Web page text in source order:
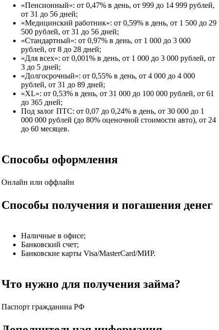
«Пенсионный»: от 0,47% в день, от 999 до 14 999 рублей,
от 31 до 56 дней;
«Медицинский работник»: от 0,59% в день, от 1 500 до 29
500 рублей, от 31 до 56 дней;
«Стандартный»: от 0,97% в день, от 1 000 до 3 000
рублей, от 8 до 28 дней;
«Для всех»: от 0,001% в день, от 1 000 до 3 000 рублей, от
3 до 5 дней;
«Долгосрочный»: от 0,55% в день, от 4 000 до 4 000
рублей, от 31 до 89 дней;
«XL»: от 0,53% в день, от 31 000 до 100 000 рублей, от 61
до 365 дней;
Под залог ПТС: от 0,07 до 0,24% в день, от 30 000 до 1
000 000 рублей (до 80% оценочной стоимости авто), от 24
до 60 месяцев.
Способы оформления
Онлайн или оффлайн
Способы получения и погашения денег
Наличные в офисе;
Банковский счет;
Банковские карты Visa/MasterCard/МИР.
Что нужно для получения займа?
Паспорт гражданина РФ